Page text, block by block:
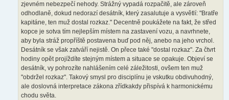
zjevném nebezpečí nehody. Strážný vypadá rozpačitě, ale zároveň
odhodlaně, dokud nedorazí desátník, který zasalutuje a vysvětlí: "Bratře
kapitáne, ten muž dostal rozkaz." Decentně poukážete na fakt, že střed
kopce je sotva tím nejlepším místem na zastavení vozu, a navrhnete,
aby byla stráž propříště postavena buď pod něj, anebo na jeho vrchol.
Desátník se však zatváří nejistě. On přece také "dostal rozkaz". Za čtvrt
hodiny opět projíždíte stejným místem a situace se opakuje. Objeví se
desátník, vy pohrozíte nahlášením celé záležitosti, ovšem ten muž
"obdržel rozkaz". Takový smysl pro disciplínu je vskutku obdivuhodný,
ale doslovná interpretace zákona zřídkakdy přispívá k harmonickému
chodu světa.